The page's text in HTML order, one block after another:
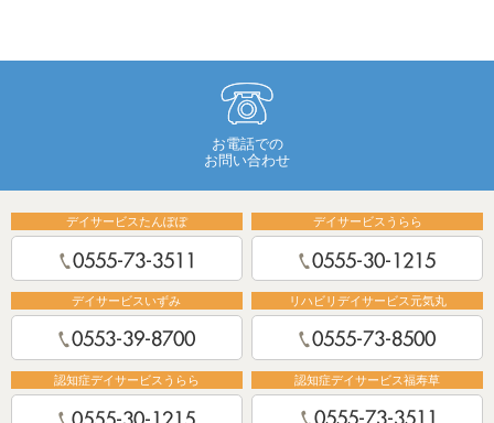
お電話での
お問い合わせ
デイサービスたんぽぽ デイサービスうらら
デイサービスいずみ リハビリデイサービス元気丸
認知症デイサービスうらら 認知症デイサービス福寿草